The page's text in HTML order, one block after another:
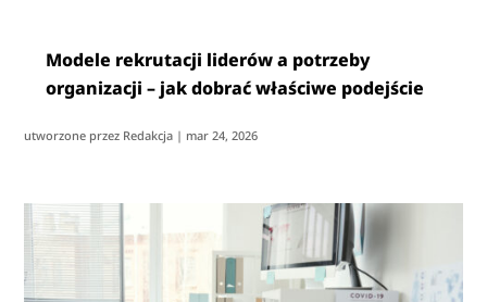
Modele rekrutacji liderów a potrzeby
organizacji – jak dobrać właściwe podejście
utworzone przez Redakcja | mar 24, 2026